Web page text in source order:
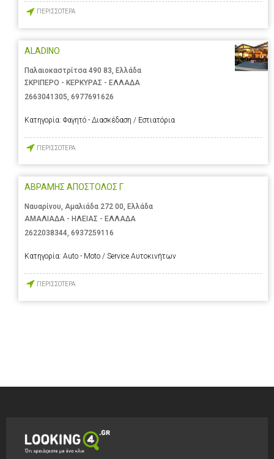
ΠΕΡΙΣΣΟΤΕΡΑ
ALADINO
Παλαιοκαστρίτσα 490 83, Ελλάδα
ΣΚΡΙΠΕΡΟ - ΚΕΡΚΥΡΑΣ - ΕΛΛΑΔΑ
2663041305, 6977691626
Κατηγορία: Φαγητό - Διασκέδαση / Εστιατόρια
ΠΕΡΙΣΣΟΤΕΡΑ
ΑΒΡΑΜΗΣ ΑΠΟΣΤΟΛΟΣ Γ
Ναυαρίνου, Αμαλιάδα 272 00, Ελλάδα
ΑΜΑΛΙΑΔΑ - ΗΛΕΙΑΣ - ΕΛΛΑΔΑ
2622038344, 6937259116
Κατηγορία: Auto - Moto / Service Αυτοκινήτων
ΠΕΡΙΣΣΟΤΕΡΑ